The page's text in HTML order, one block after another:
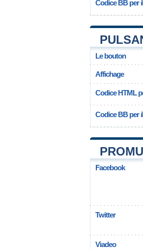
Codice BB per
Le bouton
Affichage
Codice HTML
Codice BB per
Facebook
Twitter
Viadeo